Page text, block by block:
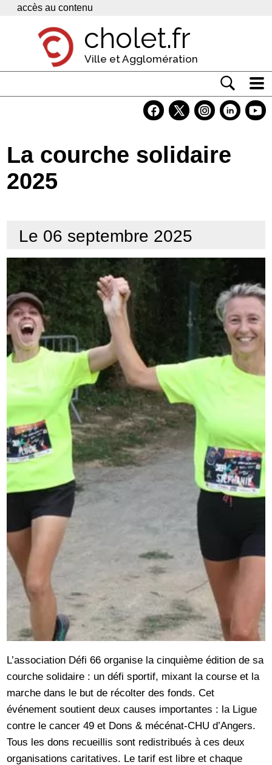
Panneau de gestion des cookies
accès au contenu
cholet.fr
Ville et Agglomération
Economie
Services
La courche solidaire
2025
Le 06 septembre 2025
L’association Défi 66 organise la cinquième édition de sa
courche solidaire : un défi sportif, mixant la course et la
marche dans le but de récolter des fonds. Cet
événement soutient deux causes importantes : la Ligue
contre le cancer 49 et Dons & mécénat-CHU d’Angers.
Tous les dons recueillis sont redistribués à ces deux
organisations caritatives. Le tarif est libre et chaque